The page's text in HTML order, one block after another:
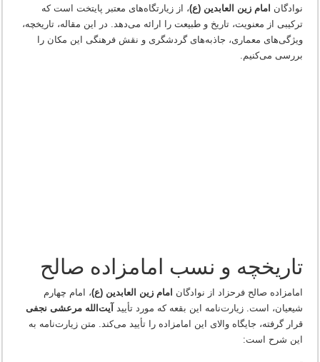
نوادگان امام زین العابدین (ع)، از زیارتگاه‌های معتبر پایتخت است که
ترکیبی از معنویت، تاریخ و طبیعت را ارائه می‌دهد. در این مقاله، تاریخچه،
ویژگی‌های معماری، جاذبه‌های گردشگری و نقش فرهنگی این مکان را
بررسی می‌کنیم.
تاریخچه و نسب امامزاده صالح
امامزاده صالح فرحزاد از نوادگان امام زین العابدین (ع)، امام چهارم
شیعیان، است. زیارت‌نامه این بقعه که مورد تأیید آیت‌الله مرعشی نجفی
قرار گرفته، جایگاه والای این امامزاده را تأیید می‌کند. متن زیارت‌نامه به
این شرح است: